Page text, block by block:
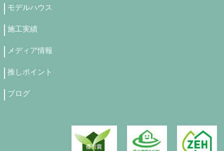
モデルハウス
施工実績
メディア情報
推しポイント
ブログ